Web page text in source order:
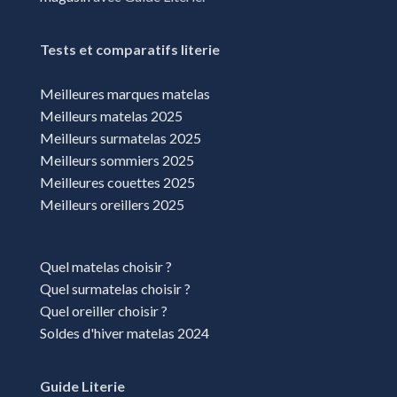
Herblay
Les Clayes-sous-Bois
Malakoff
Montévrain
Orgeval
Osny
Paris
Tests et comparatifs literie
Meilleures marques matelas
Meilleurs matelas 2025
Meilleurs surmatelas 2025
Meilleurs sommiers 2025
Meilleures couettes 2025
Meilleurs oreillers 2025
Quel matelas choisir ?
Quel surmatelas choisir ?
Quel oreiller choisir ?
Soldes d'hiver matelas 2024
Guide Literie